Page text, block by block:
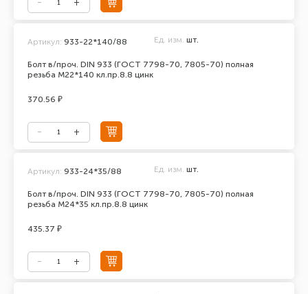
Болт в/проч. DIN 933 (ГОСТ 7798-70, 7805-70) полная
резьба М22*140 кл.пр.8.8 цинк
Артикул: 933-22*140/88 Ед. изм. шт.
370.56 ₽
Болт в/проч. DIN 933 (ГОСТ 7798-70, 7805-70) полная
резьба М24*35 кл.пр.8.8 цинк
Артикул: 933-24*35/88 Ед. изм. шт.
435.37 ₽